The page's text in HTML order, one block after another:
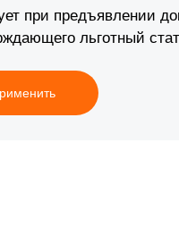
при предъявлении
льготный